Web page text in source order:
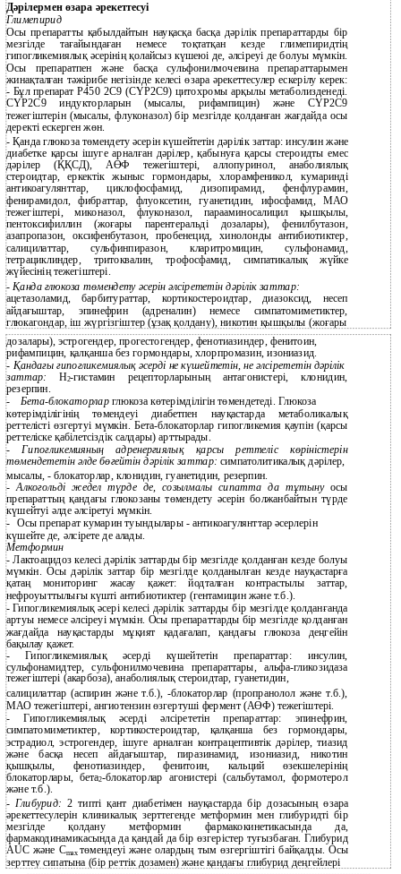
Дәрілермен өзара әрекеттесуі
Глимепирид
Осы препаратты қабылдайтын науқасқа басқа дәрілік препараттарды бір
мезгілде тағайындаған немесе тоқтатқан кезде глимепиридтің
гипогликемиялық әсерінің қолайсыз күшеюі де, әлсіреуі де болуы мүмкін.
Осы препаратпен және басқа сульфонилмочевина препараттарымен
жинақталған тәжірибе негізінде келесі өзара әрекеттесулер ескерілу керек:
- Бұл препарат Р450 2C9 (СҮР2C9) цитохромы арқылы метаболизденеді.
СҮР2C9 индукторларын (мысалы, рифампицин) және СҮР2C9
тежегіштерін (мысалы, флуконазол) бір мезгілде қолданған жағдайда осы
деректі ескерген жөн.
- Қанда глюкоза төмендету әсерін күшейтетін дәрілік заттар: инсулин және
диабетке қарсы ішуге арналған дәрілер, қабынуға қарсы стероидты емес
дәрілер (ҚҚСД), АӨФ тежегіштері, аллопуринол, анаболиялық
стероидтар, еркектік жыныс гормондары, хлорамфеникол, кумаринді
антикоагулянттар, циклофосфамид, дизопирамид, фенфлурамин,
фенирамидол, фибраттар, флуоксетин, гуанетидин, ифосфамид, МАО
тежегіштері, миконазол, флуконазол, парааминосалицил қышқылы,
пентоксифиллин (жоғары парентеральді дозалары), фенилбутазон,
азапропазон, оксифенбутазон, пробенецид, хинолонды антибиотиктер,
салицилаттар, сульфинпиразон, кларитромицин, сульфонамид,
тетрациклиндер, тритоквалин, трофосфамид, симпатикалық жүйке
жүйесінің тежегіштері.
-Қанда глюкоза төмендету әсерін әлсірететін дәрілік заттар:
ацетазоламид, барбитураттар, кортикостероидтар, диазоксид, несеп
айдағыштар, эпинефрин (адреналин) немесе симпатомиметиктер,
глюкагондар, іш жүргізгіштер (ұзақ қолдану), никотин қышқылы (жоғары
дозалары), эстрогендер, прогестогендер, фенотиазиндер, фенитоин,
рифампицин, қалқанша без гормондары, хлорпромазин, изониазид.
- Қандағы гипогликемиялық әсерді не күшейтетін, не әлсірететін дәрілік
заттар: Н2-гистамин рецепторларының антагонистері, клонидин,
резерпин.
-
Бета-блокаторлар глюкоза көтерімділігін төмендетеді. Глюкоза
көтерімділігінің төмендеуі диабетпен науқастарда метаболикалық
реттелісті өзгертуі мүмкін. Бета-блокаторлар гипогликемия қаупін (қарсы
реттеліске қабілетсіздік салдары) арттырады.
-Гипогликемияның адренергиялық қарсы реттеліс көріністерін
төмендететін әлде бөгейтін дәрілік заттар: симпатолитикалық дәрілер,
мысалы, - блокаторлар, клонидин, гуанетидин, резерпин.
- Алкогольді жедел түрде де, созылмалы сипатта да тұтыну осы
препараттың қандағы глюкозаны төмендету әсерін болжанбайтын түрде
күшейтуі әлде әлсіретуі мүмкін.
-
Осы препарат кумарин туындылары - антикоагулянттар әсерлерін
күшейте де, әлсірете де алады.
Метформин
- Лактоацидоз келесі дәрілік заттарды бір мезгілде қолданған кезде болуы
мүмкін. Осы дәрілік заттар бір мезгілде қолданылған кезде науқастарға
қатаң мониторинг жасау қажет: йодталған контрастылы заттар,
нефроуыттылығы күшті антибиотиктер (гентамицин және т.б.).
- Гипогликемиялық әсері келесі дәрілік заттарды бір мезгілде қолданғанда
артуы немесе әлсіреуі мүмкін. Осы препараттарды бір мезгілде қолданған
жағдайда науқастарды мұқият қадағалап, қандағы глюкоза деңгейін
бақылау қажет.
-
Гипогликемиялық әсерді күшейтетін препараттар: инсулин,
сульфонамидтер, сульфонилмочевина препараттары,альфа-гликозидаза
тежегіштері (акарбоза), анаболиялық стероидтар, гуанетидин,
салицилаттар (аспирин және т.б.), -блокаторлар (пропранолол және т.б.),
МАО тежегіштері, ангиотензин өзгертуші фермент (АӨФ) тежегіштері.
- Гипогликемиялық әсерді әлсірететін препараттар: эпинефрин,
симпатомиметиктер, кортикостероидтар, қалқанша без гормондары,
эстрадиол, эстрогендер, ішуге арналған контрацептивтік дәрілер, тиазид
және басқа несеп айдағыштар, пиразинамид, изониазид, никотин
қышқылы, фенотиазиндер, фенитоин, кальций өзекшелерінің
блокаторлары, бета2-блокаторлар агонистері (сальбутамол, формотерол
және т.б.).
- Глибурид: 2 типті қант диабетімен науқастарда бір дозасының өзара
әрекеттесулерін клиникалық зерттегенде метформин мен глибуридті бір
мезгілде қолдану метформин фармакокинетикасында да,
фармакодинамикасында да қандай да бір өзгерістер туғызбаған. Глибурид
АUС және Сmах төмендеуі және олардың тым өзгергіштігі байқалды. Осы
зерттеу сипатына (бір реттік дозамен) және қандағы глибурид деңгейлері